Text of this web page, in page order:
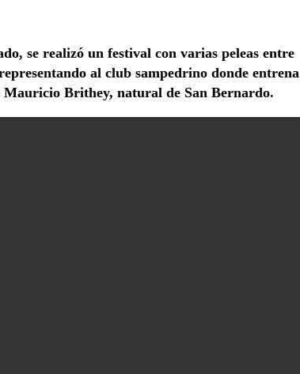
se realizó un festival con varias peleas entre
al club sampedrino donde entrena
Mauricio Brithey, natural de San Bernardo.